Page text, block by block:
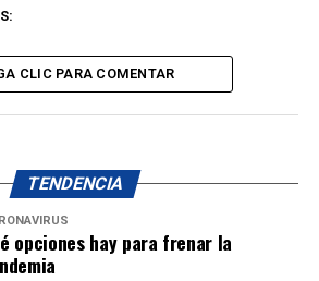
CLIC PARA COMENTAR
TENDENCIA
opciones hay para frenar la